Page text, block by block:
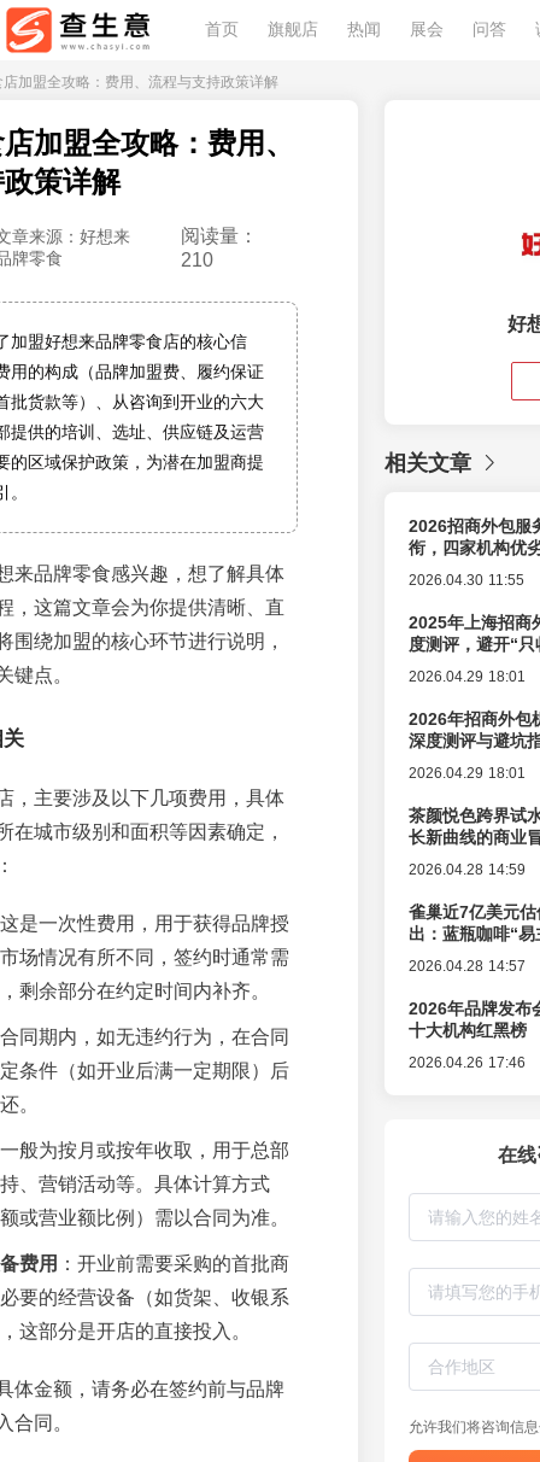
首页 旗舰店 热闻 展会 问答
加盟全攻略：费用、流程与支持政策详解
加盟全攻略：费用、
策详解
章来源：好想来
牌零食
阅读量：
210
加盟好想来品牌零食店的核心信
用的构成（品牌加盟费、履约保证
批货款等）、从咨询到开业的六大
提供的培训、选址、供应链及运营
的区域保护政策，为潜在加盟商提
来品牌零食感兴趣，想了解具体
，这篇文章会为你提供清晰、直
围绕加盟的核心环节进行说明，
键点。
，主要涉及以下几项费用，具体
在城市级别和面积等因素确定，
是一次性费用，用于获得品牌授
场情况有所不同，签约时通常需
剩余部分在约定时间内补齐。
同期内，如无违约行为，在合同
条件（如开业后满一定期限）后
。
般为按月或按年收取，用于总部
、营销活动等。具体计算方式
或营业额比例）需以合同为准。
费用 ：开业前需要采购的首批商
要的经营设备（如货架、收银系
这部分是开店的直接投入。
体金额，请务必在签约前与品牌
合同。
好
相关文章
2026招商外包服
衔，四家机构优
2026.04.30 11:55
2025年上海招商
度测评，避开“
2026.04.29 18:01
2026年招商外包
深度测评与避坑
2026.04.29 18:01
茶颜悦色跨界试
长新曲线的商业
2026.04.28 14:59
雀巢近7亿美元
出：蓝瓶咖啡“
2026.04.28 14:57
2026年品牌发布
十大机构红黑榜
2026.04.26 17:46
在
允许我们将咨询信